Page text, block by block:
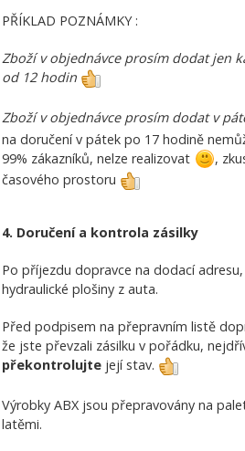
PŘÍKLAD POZNÁMKY :
Zboží v objednávce prosím dodat jen
od 12 hodin
Zboží v objednávce prosím dodat v
na doručení v pátek po 17 hodině
99% zákazníků, nelze realizovat
,
časového prostoru
4. Doručení a kontrola zásilky
Po příjezdu dopravce na dodací
hydraulické plošiny z auta.
Před podpisem na přepravním listě
že jste převzali zásilku v pořádku,
překontrolujte její stav.
Výrobky ABX jsou přepravovány na
latěmi.